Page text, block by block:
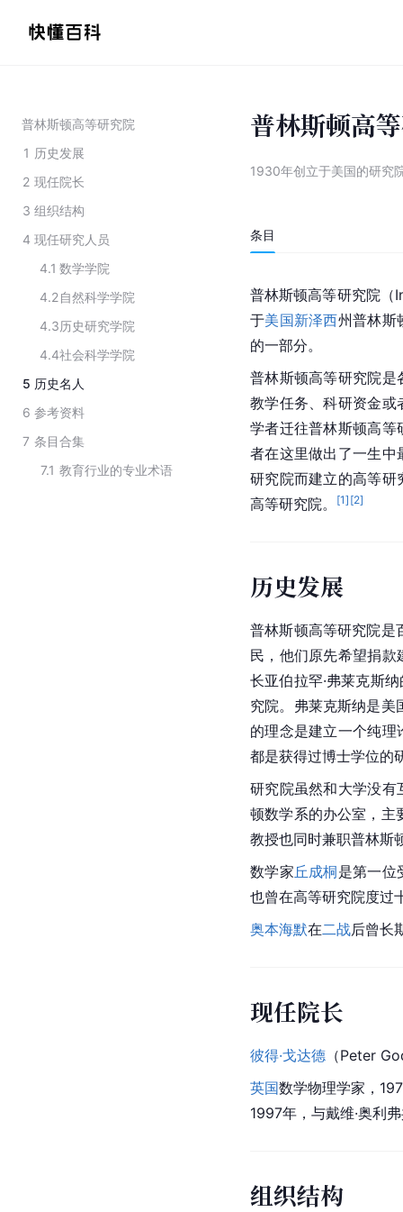
普林斯顿高等研究院
1 历史发展
2 现任院长
3 组织结构
4 现任研究人员
4.1 数学学院
4.2自然科学学院
4.3历史研究学院
4.4社会科学学院
5 历史名人
6 参考资料
7 条目合集
7.1 教育行业的专业术语
普林斯顿高
1930年创立于美国的研究
条目
普林斯顿高等研究院
于美国新泽西州普林斯
的一部分。
普林斯顿高等研究院是
教学任务、科研资金或
学者迁往普林斯顿高等
者在这里做出了一生中
研究院而建立的高等研
高等研究院。
[1] [2]
历史发展
普林斯顿高等研究院是
民，他们原先希望捐款
长亚伯拉罕·弗莱克斯
究院。弗莱克斯纳是美
的理念是建立一个纯
都是获得过博士学位的
研究院虽然和大学没
顿数学系的办公室，主
教授也同时兼职普林斯
数学家 丘成桐是第一位
也曾在高等研究院度过
奥本海默在二战后曾长
现任院长
彼得·戈达德 （Peter
英国数学物理学家，
1997年，与戴维·奥利
组织结构